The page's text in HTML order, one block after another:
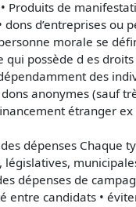
Produits de
dons d’entreprises ou
morale se
possède d es
des
anonymes (sauf
étranger ex
dépenses Chaque
dépenses de
entre candidats •